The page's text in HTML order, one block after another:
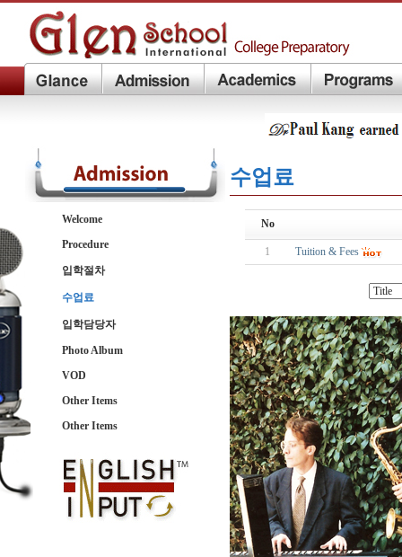
Welcome
Procedure
입학절차
수업료
입학담당자
Photo Album
VOD
Other Items
Other Items
수업료
No
1 Tuition & Fees